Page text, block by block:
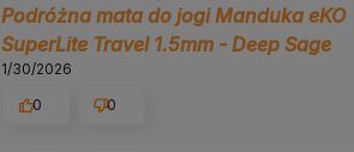
Podróżna mata do jogi Manduka eKO
SuperLite Travel 1.5mm - Deep Sage
1/30/2026
0 0